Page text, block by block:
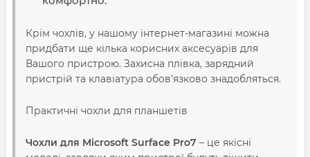
Крім чохлів, у нашому інтернет-магазині можна
придбати ще кілька корисних аксесуарів для
Вашого пристрою. Захисна плівка, зарядний
пристрій та клавіатура обов'язково знадобляться.
Практичні чохли для планшетів
Чохли для Microsoft Surface Pro7 – це якісні